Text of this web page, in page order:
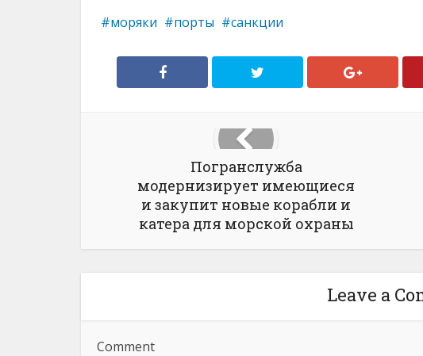
моряки порты санкции
Погранслужба
модернизирует имеющиеся
и закупит новые корабли и
катера для морской охраны
Leave a
Comment